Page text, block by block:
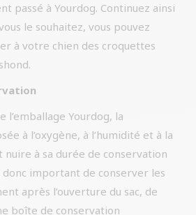
passé à Yourdog. Continuez ainsi
le souhaitez, vous pouvez
à votre chien des croquettes
l’emballage Yourdog, la
à l’oxygène, à l’humidité et à la
nuire à sa durée de conservation
donc important de conserver les
après l’ouverture du sac, de
boîte de conservation